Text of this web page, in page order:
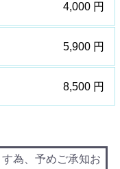
4,000 円
5,900 円
8,500 円
為、予めご承知お